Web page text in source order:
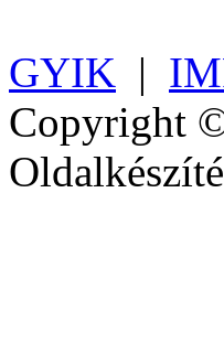
GYIK |
Copyright